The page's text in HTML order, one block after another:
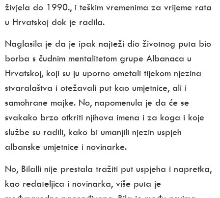
živjela do 1990., i teškim vremenima za vrijeme rata
u Hrvatskoj dok je radila.
Naglasila je da je ipak najteži dio život­nog puta bio
borba s čudnim mentalitetom grupe Albanaca u
Hrvatskoj, koji su ju uporno ometali tijekom njezina
stvaralaštva i ote­žavali put kao umjetnice, ali i
samohrane majke. No, napomenula je da će se
svakako brzo otkriti njihova imena i za koga i koje
službe su radili, kako bi umanjili njezin uspjeh
albanske umjetnice i novinarke.
No, Bilalli nije prestala tražiti put us­pjeha i napretka,
kao redateljica i novi­narka, više puta je